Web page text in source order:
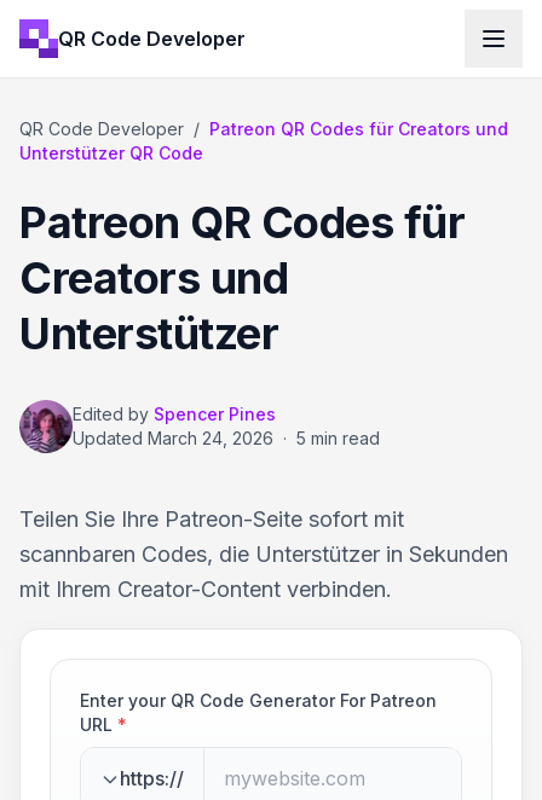
QR Code Developer
QR Code Developer / Patreon QR Codes für Creators und
Unterstützer QR Code
Patreon QR Codes für
Creators und
Unterstützer
Edited by Spencer Pines
Updated March 24, 2026 · 5 min read
Teilen Sie Ihre Patreon-Seite sofort mit
scannbaren Codes, die Unterstützer in Sekunden
mit Ihrem Creator-Content verbinden.
Enter your QR Code Generator For Patreon
URL *
https://